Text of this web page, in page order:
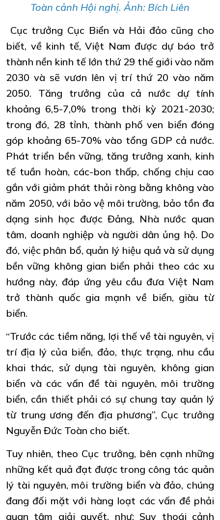
Toàn cảnh Hội nghị. Ảnh: Bích Liên
Cục trưởng Cục Biển và Hải đảo cũng cho
biết, về kinh tế, Việt Nam được dự báo trở
thành nền kinh tế lớn thứ 29 thế giới vào năm
2030 và sẽ vươn lên vị trí thứ 20 vào năm
2050. Tăng trưởng của cả nước dự tính
khoảng 6,5-7,0% trong thời kỳ 2021-2030;
trong đó, 28 tỉnh, thành phố ven biển đóng
góp khoảng 65-70% vào tổng GDP cả nước.
Phát triển bền vững, tăng trưởng xanh, kinh
tế tuần hoàn, các-bon thấp, chống chịu cao
gắn với giảm phát thải ròng bằng không vào
năm 2050, với bảo vệ môi trường, bảo tồn đa
dạng sinh học được Đảng, Nhà nước quan
tâm, doanh nghiệp và người dân ủng hộ. Do
đó, việc phân bổ, quản lý hiệu quả và sử dụng
bền vững không gian biển phải theo các xu
hướng này, đáp ứng yêu cầu đưa Việt Nam
trở thành quốc gia mạnh về biển, giàu từ
biển.
“Trước các tiềm năng, lợi thế về tài nguyên, vị
trí địa lý của biển, đảo, thực trạng, nhu cầu
khai thác, sử dụng tài nguyên, không gian
biển và các vấn đề tài nguyên, môi trường
biển, cần thiết phải có sự chung tay quản lý
từ trung ương đến địa phương”, Cục trưởng
Nguyễn Đức Toàn cho biết.
Tuy nhiên, theo Cục trưởng, bên cạnh những
những kết quả đạt được trong công tác quản
lý tài nguyên, môi trường biển và đảo, chúng
đang đối mặt với hàng loạt các vấn đề phải
quan tâm giải quyết, như: Suy thoái cảnh